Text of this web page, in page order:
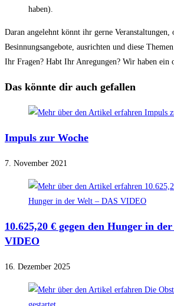
haben).
Daran angelehnt könnt ihr gerne Veranstaltungen,
Besinnungsangebote, ausrichten und diese
Ihr Fragen? Habt Ihr Anregungen? Wir haben ein
Das könnte dir auch gefallen
Impuls zur Woche
7. November 2021
10.625,20 € gegen den Hunger in
VIDEO
16. Dezember 2025